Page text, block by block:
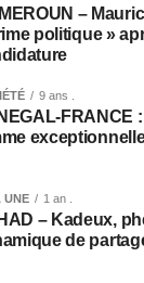
–
politique »
9 ans .
FRANCE
UNE 1 an .
– Kadeux,
de